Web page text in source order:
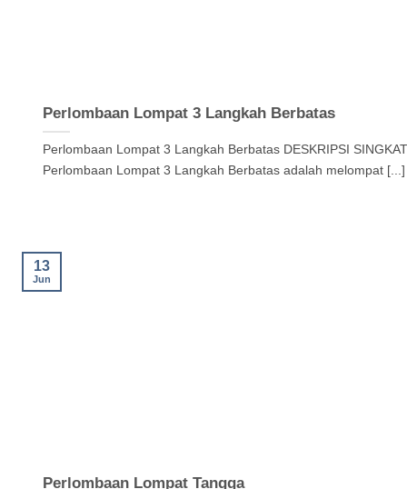
Perlombaan Lompat 3 Langkah Berbatas
Perlombaan Lompat 3 Langkah Berbatas DESKRIPSI
Perlombaan Lompat 3 Langkah Berbatas adalah melompat [...]
Perlombaan Lompat Tangga
13
Jun